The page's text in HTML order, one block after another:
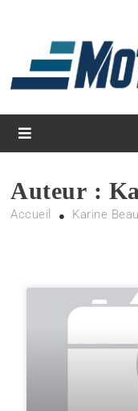
Magazine
Auteur :
Accueil Karine